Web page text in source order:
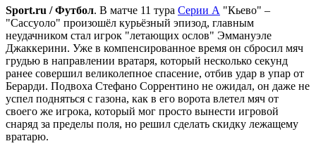
Sport.ru / Футбол. В матче 11 тура Серии А "Кьево" –
"Сассуоло" произошёл курьёзный эпизод, главным
неудачником стал игрок "летающих ослов" Эммануэле
Джаккерини. Уже в компенсированное время он сбросил мяч
грудью в направлении вратаря, который несколько секунд
ранее совершил великолепное спасение, отбив удар в упар от
Берарди. Подвоха Стефано Соррентино не ожидал, он даже не
успел подняться с газона, как в его ворота влетел мяч от
своего же игрока, который мог просто вынести игровой
снаряд за пределы поля, но решил сделать скидку лежащему
вратарю.